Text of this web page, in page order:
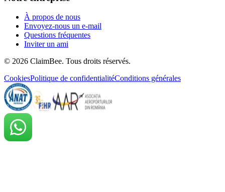
À propos de nous
Envoyez-nous un e-mail
Questions fréquentes
Inviter un ami
© 2026 ClaimBee. Tous droits réservés.
CookiesPolitique de confidentialitéConditions générales